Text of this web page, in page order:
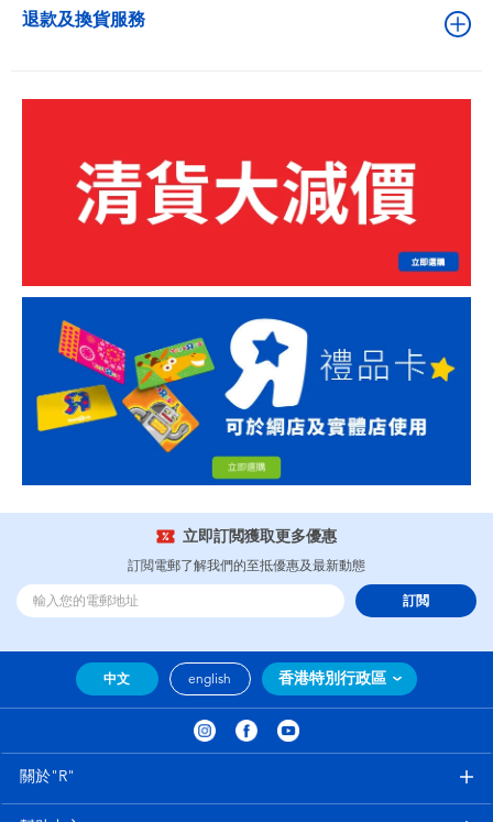
退款及換貨服務
立即訂閲獲取更多優惠
訂閲電郵了解我們的至抵優惠及最新動態
訂閲
中文 english 香港特別行政區
關於"R"